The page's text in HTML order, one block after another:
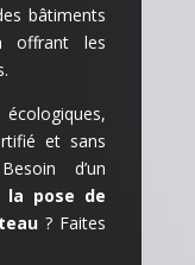
bâtiments
offrant les
et sans
d’un
la pose de
? Faites